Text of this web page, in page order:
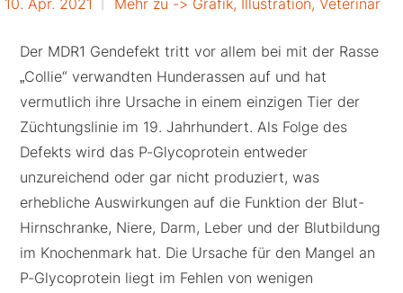
Der MDR1 Gendefekt tritt vor allem bei mit der Rasse
„Collie“ verwandten Hunderassen auf und hat
vermutlich ihre Ursache in einem einzigen Tier der
Züchtungslinie im 19. Jahrhundert. Als Folge des
Defekts wird das P-Glycoprotein entweder
unzureichend oder gar nicht produziert, was
erhebliche Auswirkungen auf die Funktion der Blut-
Hirnschranke, Niere, Darm, Leber und der Blutbildung
im Knochenmark hat. Die Ursache für den Mangel an
P-Glycoprotein liegt im Fehlen von wenigen